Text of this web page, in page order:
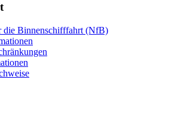
die Binnenschifffahrt (NfB)